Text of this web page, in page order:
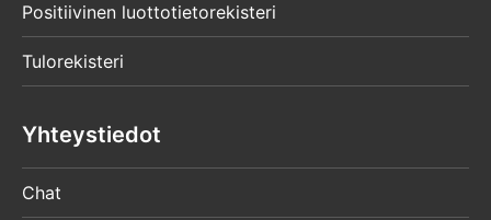
Positiivinen luottotietorekisteri
Tulorekisteri
Yhteystiedot
Chat